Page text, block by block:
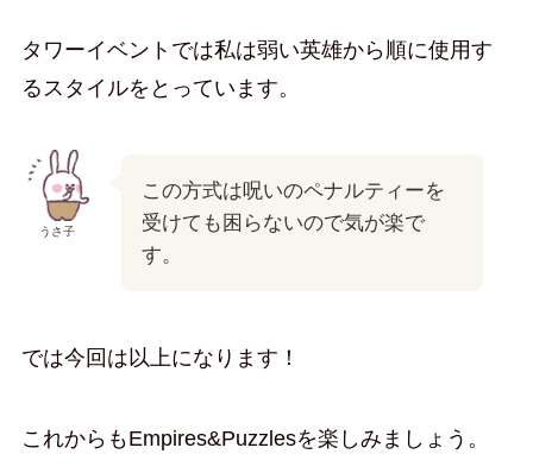
タワーイベントでは私は弱い英雄から順に使用す
るスタイルをとっています。
うさ子
この方式は呪いのペナルティーを
受けても困らないので気が楽で
す。
では今回は以上になります！
これからもEmpires&Puzzlesを楽しみましょう。